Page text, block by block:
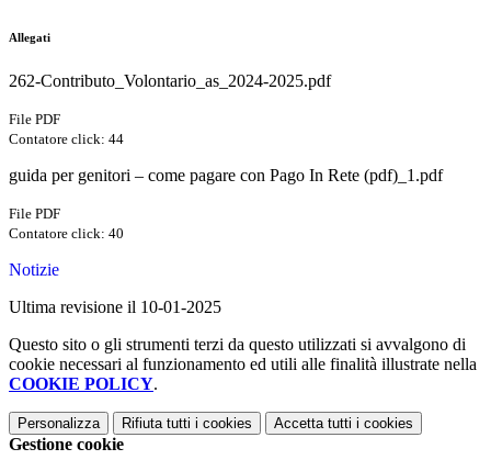
Allegati
262-Contributo_Volontario_as_2024-2025.pdf
File PDF
Contatore click: 44
guida per genitori – come pagare con Pago In Rete (pdf)_1.pdf
File PDF
Contatore click: 40
Notizie
Ultima revisione il 10-01-2025
Questo sito o gli strumenti terzi da questo utilizzati si avvalgono di
cookie necessari al funzionamento ed utili alle finalità illustrate nella
COOKIE POLICY.
Personalizza Rifiuta tutti i cookies Accetta tutti i cookies
Gestione cookie